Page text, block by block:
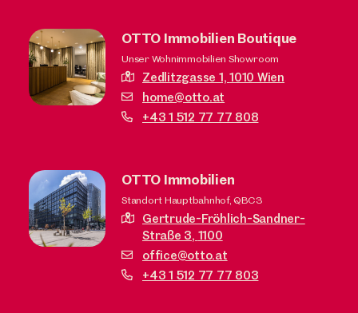
OTTO Immobilien Boutique
Unser Wohnimmobilien Showroom
Zedlitzgasse 1,1010 Wien
home@otto.at
+43 1 512 77 77 808
OTTO Immobilien
Standort Hauptbahnhof, QBC3
Gertrude-Fröhlich-Sandner-
Straße 3, 1100
office@otto.at
+43 1 512 77 77 803